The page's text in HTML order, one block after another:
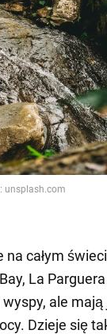
całym
La
ale
Dzieje się